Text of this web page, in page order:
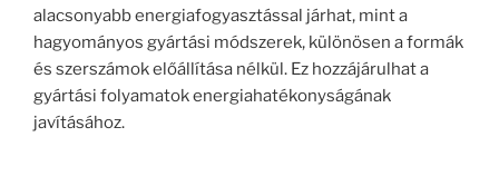
alacsonyabb energiafogyasztással járhat, mint a
hagyományos gyártási módszerek, különösen a formák
és szerszámok előállítása nélkül. Ez hozzájárulhat a
gyártási folyamatok energiahatékonyságának
javításához.